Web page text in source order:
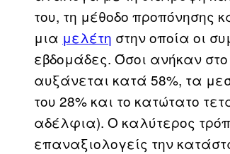
του, τη μέθοδο προπόνησης
μια μελέτη στην οποία οι
εβδομάδες. Όσοι ανήκαν
αυξάνεται κατά 58%, τα
του 28% και το κατώτατο
αδέλφια). Ο καλύτερος
επαναξιολογείς την